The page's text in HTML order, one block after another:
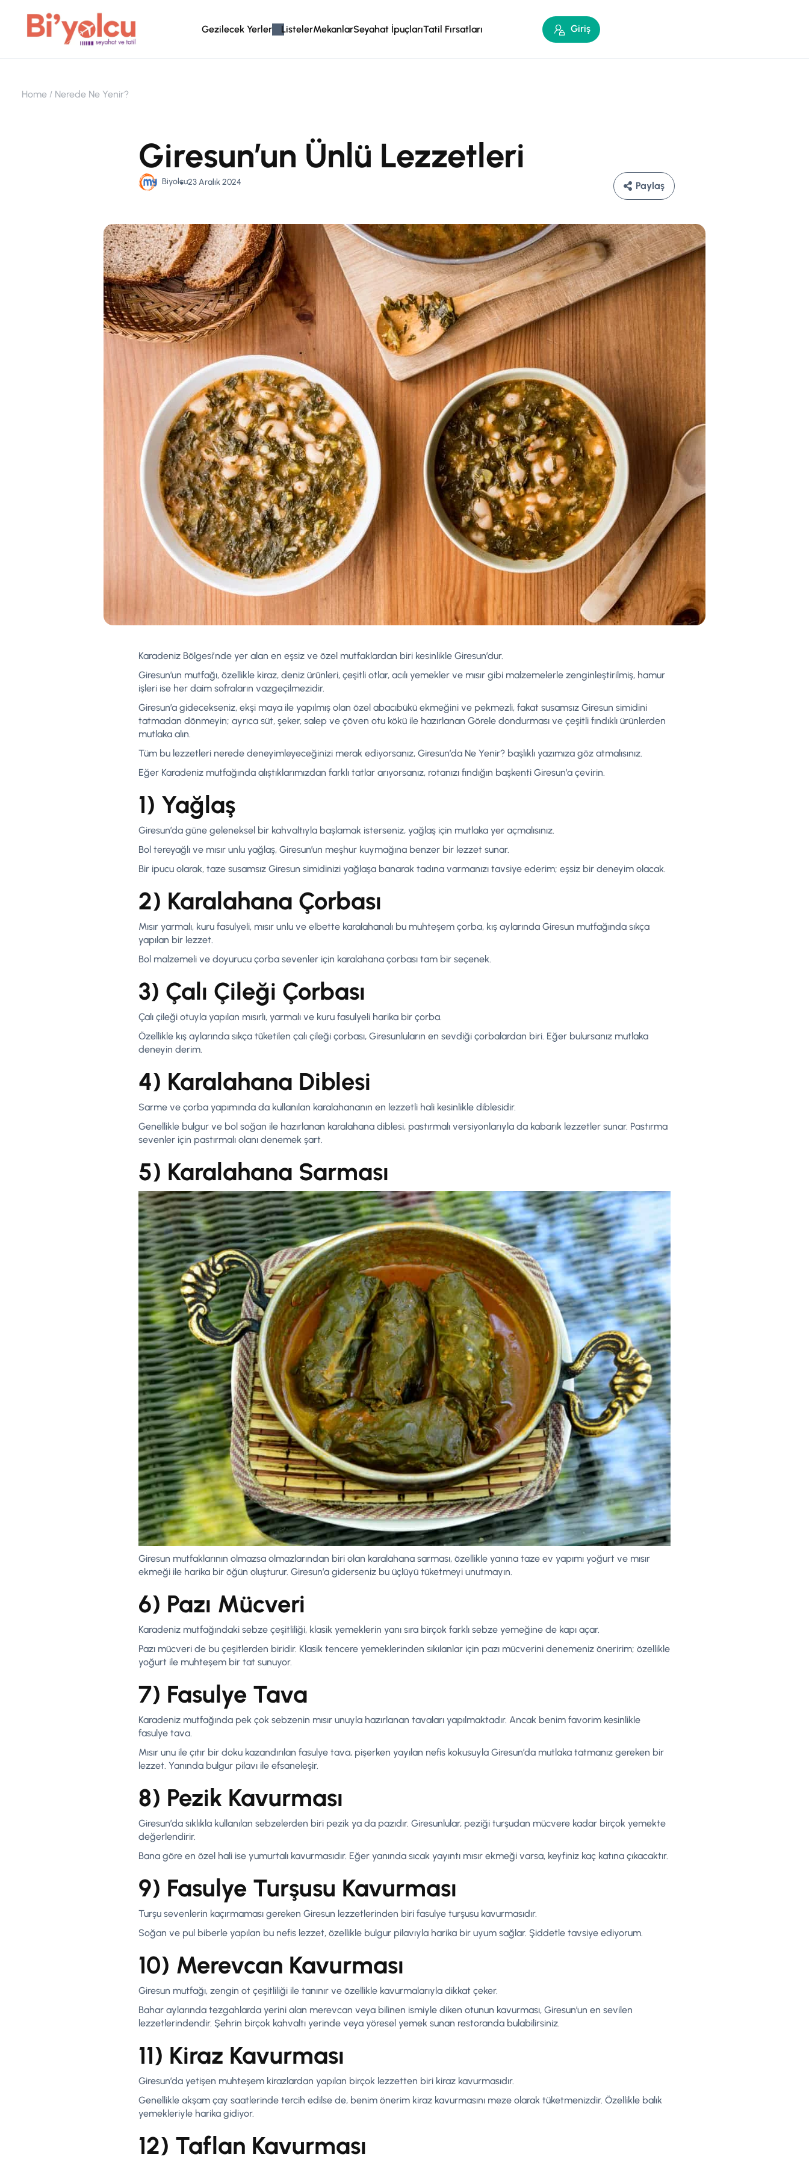
Gezilecek Yerler ListelerMekanlarSeyahat İpuçlarıTatil Fırsatları Giriş
Home Nerede Ne Yenir?
Giresun’un Ünlü Lezzetleri
Biyolcu23 Aralık 2024 Paylaş
Karadeniz Bölgesi’nde yer alan en eşsiz ve özel mutfaklardan biri kesinlikle Giresun’dur.
Giresun’un mutfağı, özellikle kiraz, deniz ürünleri, çeşitli otlar, acılı yemekler ve mısır gibi malzemelerle zenginleştirilmiş, hamur
işleri ise her daim sofraların vazgeçilmezidir.
Giresun’a gidecekseniz, ekşi maya ile yapılmış olan özel abacıbükü ekmeğini ve pekmezli, fakat susamsız Giresun simidini
tatmadan dönmeyin; ayrıca süt, şeker, salep ve çöven otu kökü ile hazırlanan Görele dondurması ve çeşitli fındıklı ürünlerden
mutlaka alın.
Tüm bu lezzetleri nerede deneyimleyeceğinizi merak ediyorsanız, Giresun’da Ne Yenir? başlıklı yazımıza göz atmalısınız.
Eğer Karadeniz mutfağında alıştıklarımızdan farklı tatlar arıyorsanız, rotanızı fındığın başkenti Giresun’a çevirin.
1) Yağlaş
Giresun’da güne geleneksel bir kahvaltıyla başlamak isterseniz, yağlaş için mutlaka yer açmalısınız.
Bol tereyağlı ve mısır unlu yağlaş, Giresun’un meşhur kuymağına benzer bir lezzet sunar.
Bir ipucu olarak, taze susamsız Giresun simidinizi yağlaşa banarak tadına varmanızı tavsiye ederim; eşsiz bir deneyim olacak.
2) Karalahana Çorbası
Mısır yarmalı, kuru fasulyeli, mısır unlu ve elbette karalahanalı bu muhteşem çorba, kış aylarında Giresun mutfağında sıkça
yapılan bir lezzet.
Bol malzemeli ve doyurucu çorba sevenler için karalahana çorbası tam bir seçenek.
3) Çalı Çileği Çorbası
Çalı çileği otuyla yapılan mısırlı, yarmalı ve kuru fasulyeli harika bir çorba.
Özellikle kış aylarında sıkça tüketilen çalı çileği çorbası, Giresunluların en sevdiği çorbalardan biri. Eğer bulursanız mutlaka
deneyin derim.
4) Karalahana Diblesi
Sarme ve çorba yapımında da kullanılan karalahananın en lezzetli hali kesinlikle diblesidir.
Genellikle bulgur ve bol soğan ile hazırlanan karalahana diblesi, pastırmalı versiyonlarıyla da kabarık lezzetler sunar. Pastırma
sevenler için pastırmalı olanı denemek şart.
5) Karalahana Sarması
Giresun mutfaklarının olmazsa olmazlarından biri olan karalahana sarması, özellikle yanına taze ev yapımı yoğurt ve mısır
ekmeği ile harika bir öğün oluşturur. Giresun’a giderseniz bu üçlüyü tüketmeyi unutmayın.
6) Pazı Mücveri
Karadeniz mutfağındaki sebze çeşitliliği, klasik yemeklerin yanı sıra birçok farklı sebze yemeğine de kapı açar.
Pazı mücveri de bu çeşitlerden biridir. Klasik tencere yemeklerinden sıkılanlar için pazı mücverini denemeniz öneririm; özellikle
yoğurt ile muhteşem bir tat sunuyor.
7) Fasulye Tava
Karadeniz mutfağında pek çok sebzenin mısır unuyla hazırlanan tavaları yapılmaktadır. Ancak benim favorim kesinlikle
fasulye tava.
Mısır unu ile çıtır bir doku kazandırılan fasulye tava, pişerken yayılan nefis kokusuyla Giresun’da mutlaka tatmanız gereken bir
lezzet. Yanında bulgur pilavı ile efsaneleşir.
8) Pezik Kavurması
Giresun’da sıklıkla kullanılan sebzelerden biri pezik ya da pazıdır. Giresunlular, peziği turşudan mücvere kadar birçok yemekte
değerlendirir.
Bana göre en özel hali ise yumurtalı kavurmasıdır. Eğer yanında sıcak yayıntı mısır ekmeği varsa, keyfiniz kaç katına çıkacaktır.
9) Fasulye Turşusu Kavurması
Turşu sevenlerin kaçırmaması gereken Giresun lezzetlerinden biri fasulye turşusu kavurmasıdır.
Soğan ve pul biberle yapılan bu nefis lezzet, özellikle bulgur pilavıyla harika bir uyum sağlar. Şiddetle tavsiye ediyorum.
10) Merevcan Kavurması
Giresun mutfağı, zengin ot çeşitliliği ile tanınır ve özellikle kavurmalarıyla dikkat çeker.
Bahar aylarında tezgahlarda yerini alan merevcan veya bilinen ismiyle diken otunun kavurması, Giresun’un en sevilen
lezzetlerindendir. Şehrin birçok kahvaltı yerinde veya yöresel yemek sunan restoranda bulabilirsiniz.
11) Kiraz Kavurması
Giresun’da yetişen muhteşem kirazlardan yapılan birçok lezzetten biri kiraz kavurmasıdır.
Genellikle akşam çay saatlerinde tercih edilse de, benim önerim kiraz kavurmasını meze olarak tüketmenizdir. Özellikle balık
yemekleriyle harika gidiyor.
12) Taflan Kavurması